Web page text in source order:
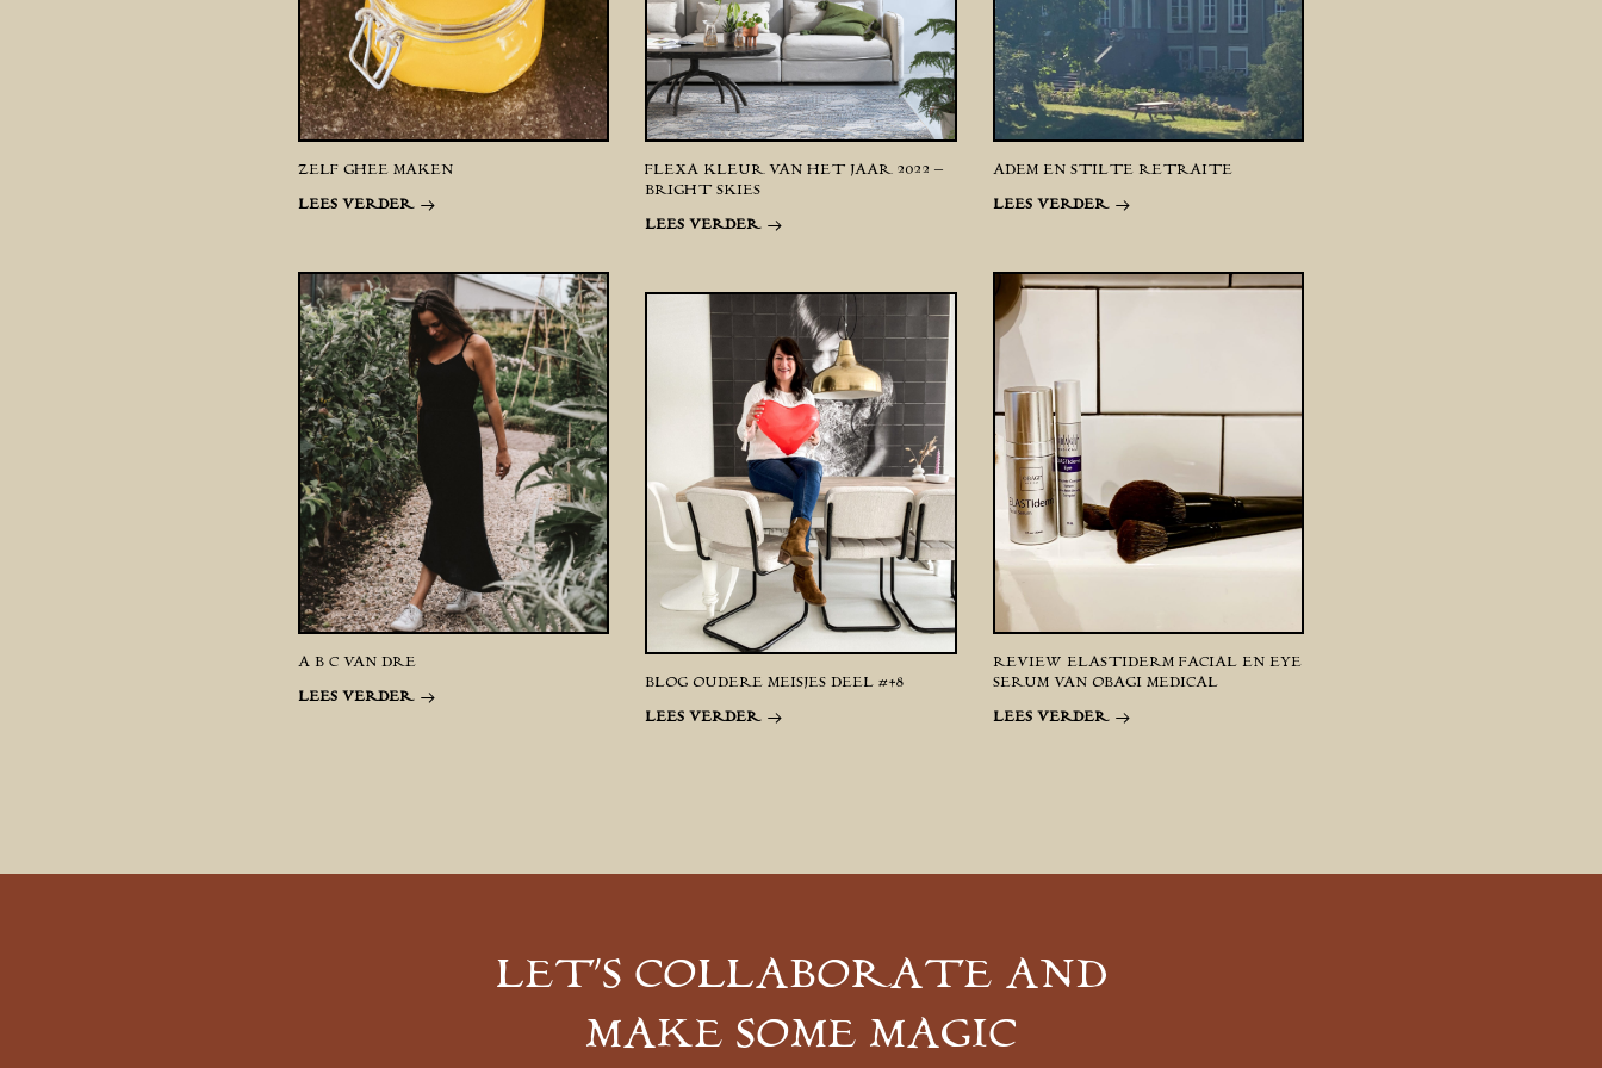
ZELF GHEE MAKEN
LEES VERDER
FLEXA KLEUR VAN HET JAAR 2022 –
BRIGHT SKIES
LEES VERDER
ADEM EN STILTE RETRAITE
LEES VERDER
A B C VAN DRE
LEES VERDER
REVIEW ELASTIDERM FACIAL EN EYE
SERUM VAN OBAGI MEDICAL
LEES VERDER
BLOG OUDERE MEISJES DEEL #48
LEES VERDER
LET’S COLLABORATE AND
MAKE SOME MAGIC